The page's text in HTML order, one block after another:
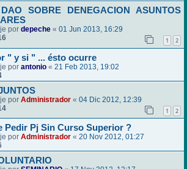
DAO SOBRE DENEGACION ASUNTOS
por depeche « 01 Jun 2013, 16:29
1 2
" y si " ... ésto ocurre
por antonio « 21 Feb 2013, 19:02
por Administrador « 04 Dic 2012, 12:39
1 2
Pedir Pj Sin Curso Superior ?
por Administrador « 20 Nov 2012, 01:27